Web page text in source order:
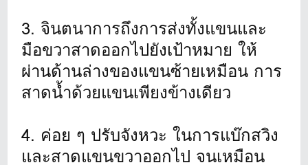
3. จินตนาการถึงการส่งทั้งแขนและ
มือขวาสาดออกไปยังเป้าหมาย ให้
ผ่านด้านล่างของแขนซ้ายเหมือน การ
สาดน้ำด้วยแขนเพียงข้างเดียว
4. ค่อย ๆ ปรับจังหวะ ในการแบ๊กสวิง
และสาดแขนขวาออกไป จนเหมือน